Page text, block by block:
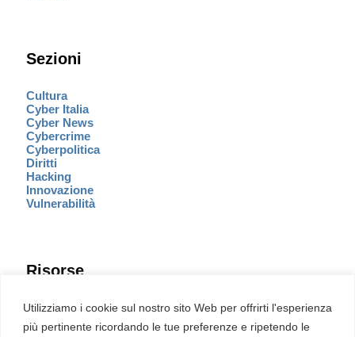
Utilizziamo i cookie sul nostro sito Web per offrirti l'esperienza
più pertinente ricordando le tue preferenze e ripetendo le
Sezioni
Cultura
Cyber Italia
Cyber News
Cybercrime
Cyberpolitica
Diritti
Hacking
Innovazione
Vulnerabilità
Risorse
Eventi
Fumetto Cyber